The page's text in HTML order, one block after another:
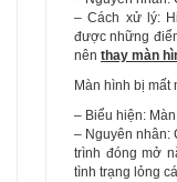
– Cách xử lý:
được những
nên thay màn
Màn hình bị mất
– Biểu hiện:
– Nguyên nhân:
trình đóng mở
tình trạng lỏng